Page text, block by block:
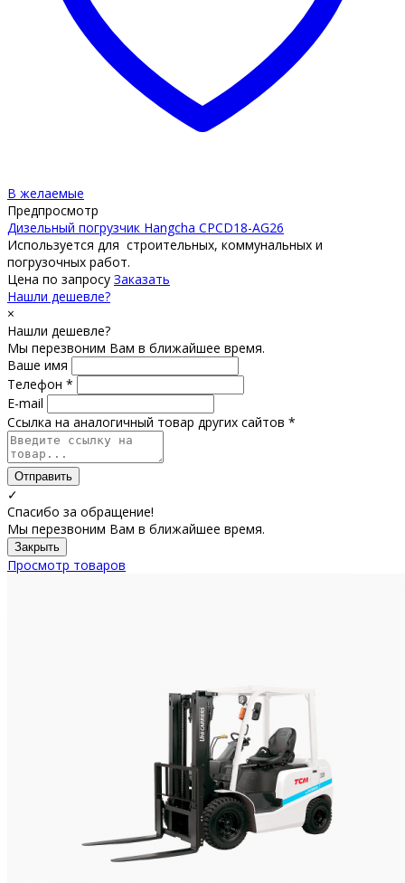
В желаемые
Предпросмотр
Дизельный погрузчик Hangcha CPCD18-AG26
Используется для строительных, коммунальных и
погрузочных работ.
Цена по запросу Заказать
Нашли дешевле?
×
Нашли дешевле?
Мы перезвоним Вам в ближайшее время.
Ваше имя
Телефон *
E-mail
Ссылка на аналогичный товар других сайтов *
Отправить
✓
Спасибо за обращение!
Мы перезвоним Вам в ближайшее время.
Закрыть
Просмотр товаров